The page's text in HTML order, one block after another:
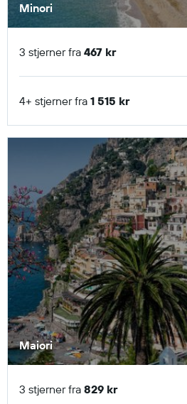
Minori
3 stjerner fra 467 kr
4+ stjerner fra 1 515 kr
Maiori
3 stjerner fra 829 kr